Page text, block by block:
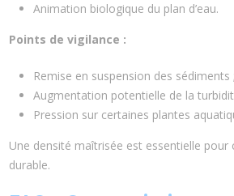
Animation biologique du plan d’eau.
Points de vigilance :
Remise en suspension des sédiments ;
Augmentation potentielle de la
Pression sur certaines plantes
Une densité maîtrisée est essentielle pour
durable.